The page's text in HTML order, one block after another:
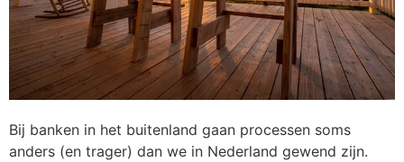
Bij banken in het buitenland gaan processen soms
anders (en trager) dan we in Nederland gewend zijn.